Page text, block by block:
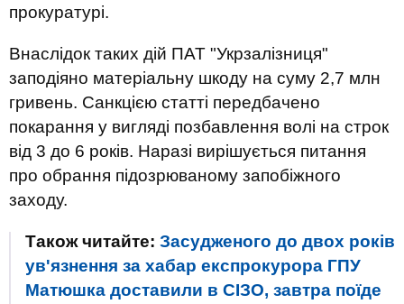
прокуратурі.
Внаслідок таких дій ПАТ "Укрзалізниця"
заподіяно матеріальну шкоду на суму 2,7 млн
гривень. Санкцією статті передбачено
покарання у вигляді позбавлення волі на строк
від 3 до 6 років. Наразі вирішується питання
про обрання підозрюваному запобіжного
заходу.
Також читайте: Засудженого до двох років
ув'язнення за хабар експрокурора ГПУ
Матюшка доставили в СІЗО, завтра поїде